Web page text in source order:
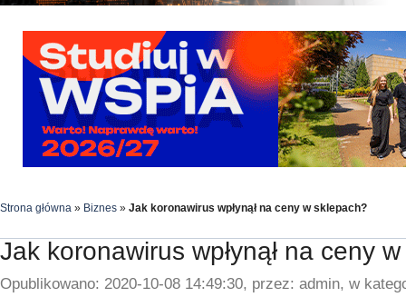
Strona główna » Biznes » Jak koronawirus wpłynął na ceny w sklepach?
Jak koronawirus wpłynął na ceny
Opublikowano: 2020-10-08 14:49:30, przez: admin, w